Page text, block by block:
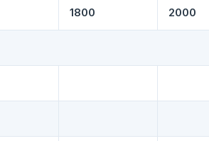
1800 2000